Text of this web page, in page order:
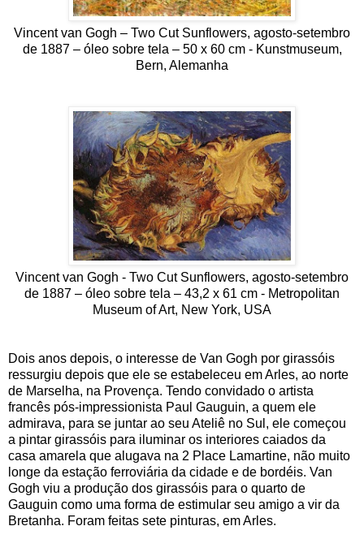
Vincent van Gogh – Two Cut Sunflowers, agosto-setembro
de 1887 – óleo sobre tela – 50 x 60 cm - Kunstmuseum,
Bern, Alemanha
Vincent van Gogh - Two Cut Sunflowers, agosto-setembro
de 1887 – óleo sobre tela – 43,2 x 61 cm - Metropolitan
Museum of Art, New York, USA
Dois anos depois, o interesse de Van Gogh por girassóis
ressurgiu depois que ele se estabeleceu em Arles, ao norte
de Marselha, na Provença. Tendo convidado o artista
francês pós-impressionista Paul Gauguin, a quem ele
admirava, para se juntar ao seu Ateliê no Sul, ele começou
a pintar girassóis para iluminar os interiores caiados da
casa amarela que alugava na 2 Place Lamartine, não muito
longe da estação ferroviária da cidade e de bordéis. Van
Gogh viu a produção dos girassóis para o quarto de
Gauguin como uma forma de estimular seu amigo a vir da
Bretanha. Foram feitas sete pinturas, em Arles.